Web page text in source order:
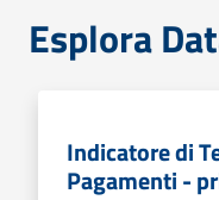
Esplora
Indicatore di
Pagamenti -